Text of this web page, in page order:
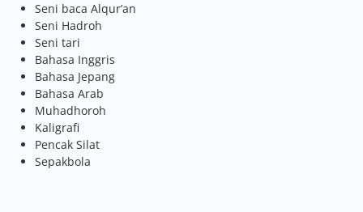
Seni baca Alqur’an
Seni Hadroh
Seni tari
Bahasa Inggris
Bahasa Jepang
Bahasa Arab
Muhadhoroh
Kaligrafi
Pencak Silat
Sepakbola